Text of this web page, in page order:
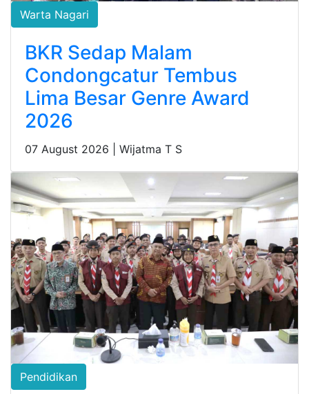
Warta Nagari
BKR Sedap Malam
Condongcatur Tembus
Lima Besar Genre Award
2026
07 August 2026 | Wijatma T S
Pendidikan